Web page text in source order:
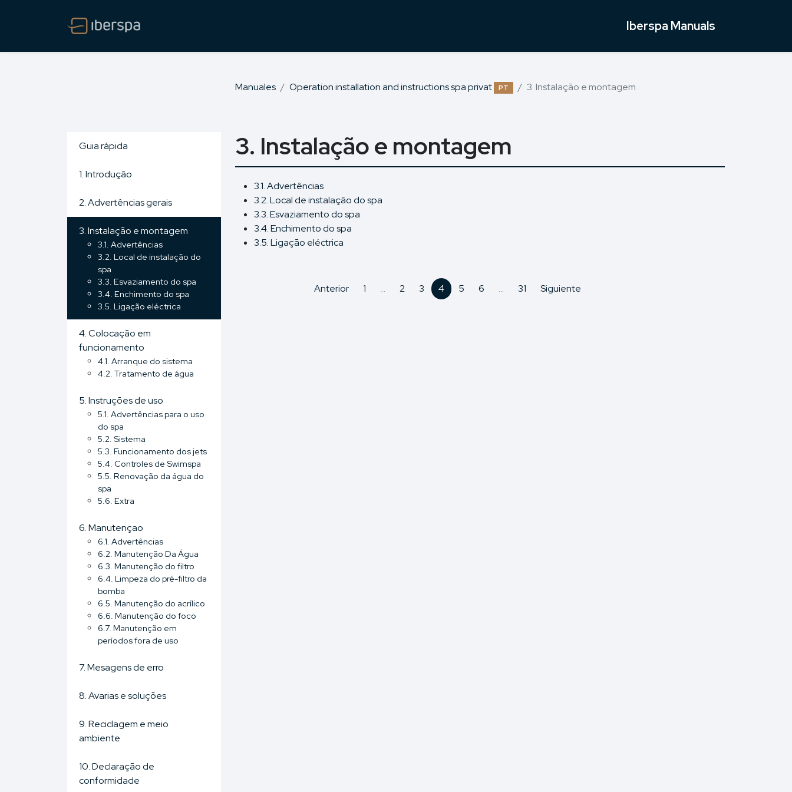
Iberspa Manuals
Manuales Operation installation and instructions spa privat PT 3. Instalação e montagem
Guia rápida
1. Introdução
2. Advertências gerais
3. Instalação e montagem
3.1. Advertências
3.2. Local de instalação do
spa
3.3. Esvaziamento do spa
3.4. Enchimento do spa
3.5. Ligação eléctrica
4. Colocação em
funcionamento
4.1. Arranque do sistema
4.2. Tratamento de água
5. Instruções de uso
5.1. Advertências para o uso
do spa
5.2. Sistema
5.3. Funcionamento dos jets
5.4. Controles de Swimspa
5.5. Renovação da água do
spa
5.6. Extra
6. Manutençao
6.1. Advertências
6.2. Manutenção Da Água
6.3. Manutenção do filtro
6.4. Limpeza do pré-filtro da
bomba
6.5. Manutenção do acrílico
6.6. Manutenção do foco
6.7. Manutenção em
períodos fora de uso
7. Mesagens de erro
8. Avarias e soluções
9. Reciclagem e meio
ambiente
10. Declaração de
conformidade
3. Instalação e montagem
3.1. Advertências
3.2. Local de instalação do spa
3.3. Esvaziamento do spa
3.4. Enchimento do spa
3.5. Ligação eléctrica
Anterior 1 ... 2 3 4 5 6 ... 31 Siguiente